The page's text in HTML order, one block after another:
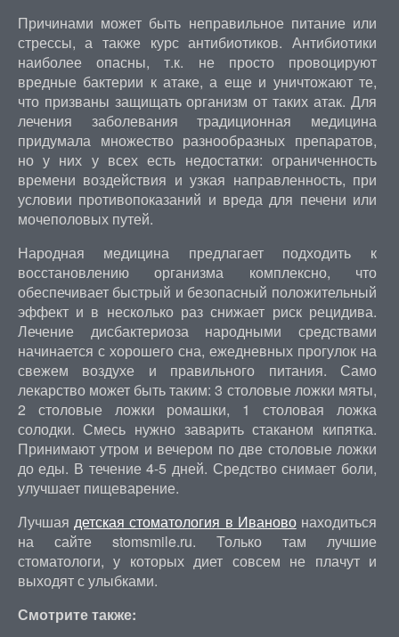
Причинами может быть неправильное питание или
стрессы, а также курс антибиотиков. Антибиотики
наиболее опасны, т.к. не просто провоцируют
вредные бактерии к атаке, а еще и уничтожают те,
что призваны защищать организм от таких атак. Для
лечения заболевания традиционная медицина
придумала множество разнообразных препаратов,
но у них у всех есть недостатки: ограниченность
времени воздействия и узкая направленность, при
условии противопоказаний и вреда для печени или
мочеполовых путей.
Народная медицина предлагает подходить к
восстановлению организма комплексно, что
обеспечивает быстрый и безопасный положительный
эффект и в несколько раз снижает риск рецидива.
Лечение дисбактериоза народными средствами
начинается с хорошего сна, ежедневных прогулок на
свежем воздухе и правильного питания. Само
лекарство может быть таким: 3 столовые ложки мяты,
2 столовые ложки ромашки, 1 столовая ложка
солодки. Смесь нужно заварить стаканом кипятка.
Принимают утром и вечером по две столовые ложки
до еды. В течение 4-5 дней. Средство снимает боли,
улучшает пищеварение.
Лучшаядетская стоматология в Ивановонаходиться
на сайте stomsmile.ru. Только там лучшие
стоматологи, у которых диет совсем не плачут и
выходят с улыбками.
Смотрите также: